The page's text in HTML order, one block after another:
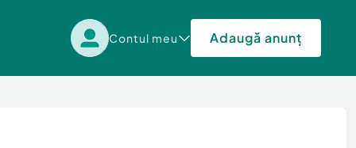
Contul meu Adaugă anunț